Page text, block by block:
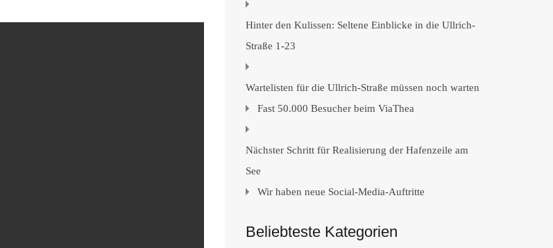
Hinter den Kulissen: Seltene Einblicke in die Ullrich-
Straße 1-23
Wartelisten für die Ullrich-Straße müssen noch warten
Fast 50.000 Besucher beim ViaThea
Nächster Schritt für Realisierung der Hafenzeile am
See
Wir haben neue Social-Media-Auftritte
Beliebteste Kategorien